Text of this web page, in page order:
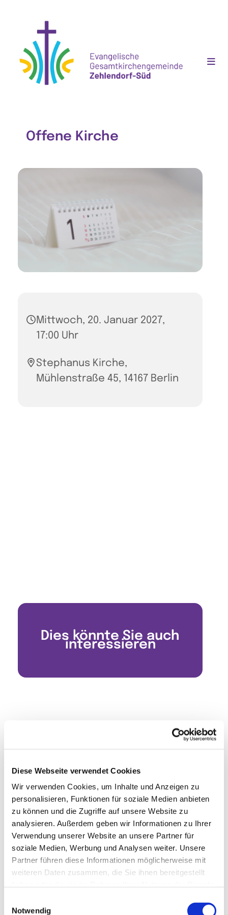
Diese Webseite verwendet Cookies
Wir verwenden Cookies, um Inhalte und Anzeigen zu
personalisieren, Funktionen für soziale Medien anbieten
zu können und die Zugriffe auf unsere Website zu
analysieren. Außerdem geben wir Informationen zu Ihrer
Verwendung unserer Website an unsere Partner für
soziale Medien, Werbung und Analysen weiter. Unsere
Partner führen diese Informationen möglicherweise mit
weiteren Daten zusammen, die Sie ihnen bereitgestellt
Notwendig
Offene Kirche
Mittwoch, 20. Januar 2027,
17:00 Uhr
Stephanus Kirche,
Mühlenstraße 45, 14167 Berlin
Dies könnte Sie auch
interessieren